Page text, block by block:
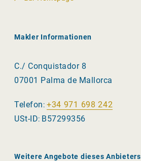
Makler Informationen
C./ Conquistador 8
07001 Palma de Mallorca
Telefon: +34 971 698 242
USt-ID: B57299356
Weitere Angebote dieses Anbieters